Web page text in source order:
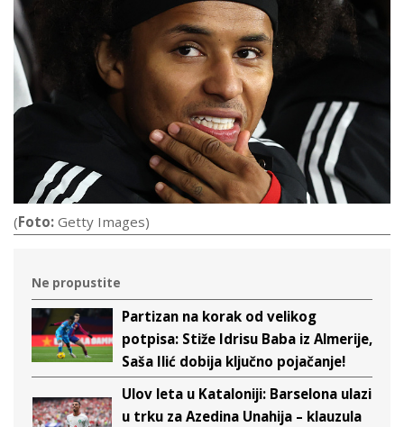
(Foto: Getty Images)
Ne propustite
Partizan na korak od velikog
potpisa: Stiže Idrisu Baba iz Almerije,
Saša Ilić dobija ključno pojačanje!
Ulov leta u Kataloniji: Barselona ulazi
u trku za Azedina Unahija – klauzula